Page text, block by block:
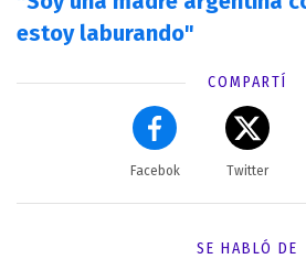
estoy laburando"
COMPARTÍ
Facebok Twitter
SE HABLÓ DE